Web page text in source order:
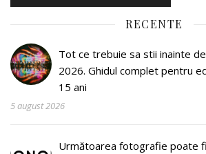
RECENTE
Tot ce trebuie sa stii inainte
2026. Ghidul complet pentru
15 ani
5 august 2026
Următoarea fotografie poate